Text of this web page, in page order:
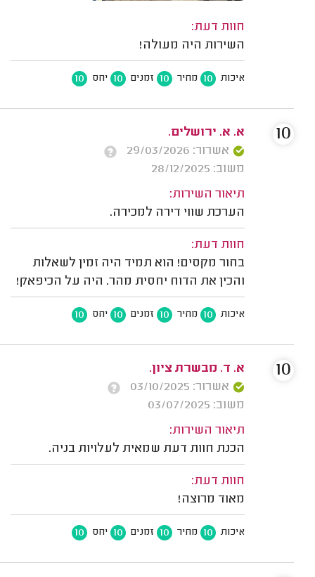
חוות דעת:
השירות היה מעולה!
איכות 10 מחיר 10 זמנים 10 יחס 10
א. א. ירושלים.
אשרור: 29/03/2026
משוב: 28/12/2025
תיאור השירות:
הערכת שווי דירה למכירה.
חוות דעת:
בחור מקסים! הוא תמיד היה זמין לשאלות
והכין את הדוח יחסית מהר. היה על הכיפאק!
איכות 10 מחיר 10 זמנים 10 יחס 10
10
א. ד. מבשרת ציון.
אשרור: 03/10/2025
משוב: 03/07/2025
תיאור השירות:
הכנת חוות דעת שמאית לעלויות בניה.
חוות דעת:
מאוד מרוצה!
איכות 10 מחיר 10 זמנים 10 יחס 10
10